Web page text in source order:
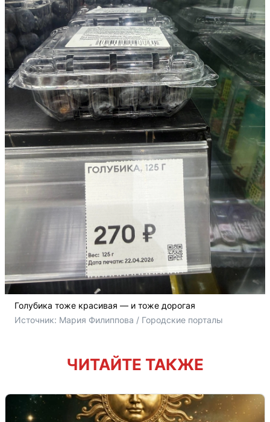
Голубика тоже красивая — и тоже дорогая
Источник: Мария Филиппова / Городские порталы
ЧИТАЙТЕ ТАКЖЕ